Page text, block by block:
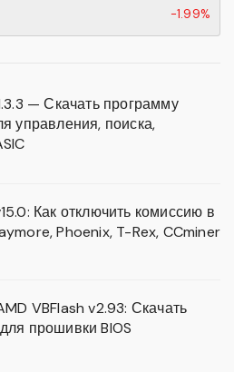
-1.99%
— Скачать программу
управления, поиска,
Как отключить комиссию в
Phoenix, T-Rex, CCminer
VBFlash v2.93: Скачать
прошивки BIOS